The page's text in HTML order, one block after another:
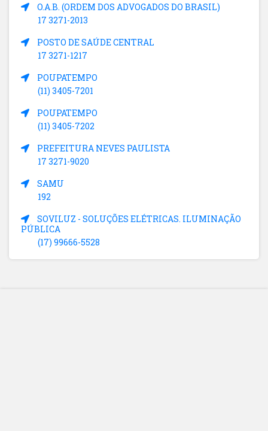
O.A.B. (ORDEM DOS ADVOGADOS DO BRASIL)
17 3271-2013
POSTO DE SAÚDE CENTRAL
17 3271-1217
POUPATEMPO
(11) 3405-7201
POUPATEMPO
(11) 3405-7202
PREFEITURA NEVES PAULISTA
17 3271-9020
SAMU
192
SOVILUZ - SOLUÇÕES ELÉTRICAS. ILUMINAÇÃO
PÚBLICA
(17) 99666-5528